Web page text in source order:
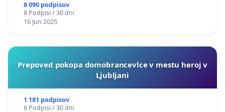
8 090 podpisov
8 Podpisi / 30 dni
16 Jun 2025
Prepoved pokopa domobrancevlce v mestu heroj v
Ljubljani
1 181 podpisov
6 Podpisi / 30 dni